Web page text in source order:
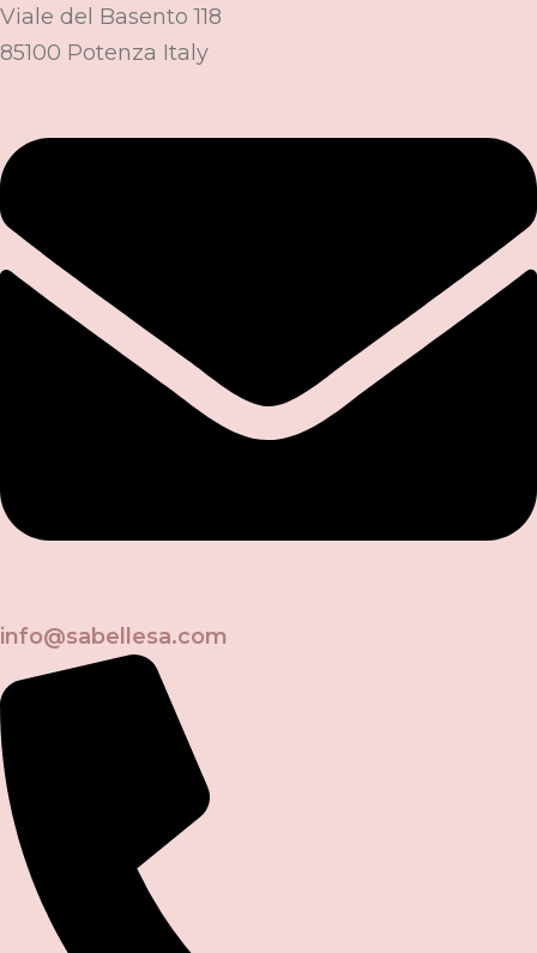
Viale del Basento 118
85100 Potenza Italy
info@sabellesa.com